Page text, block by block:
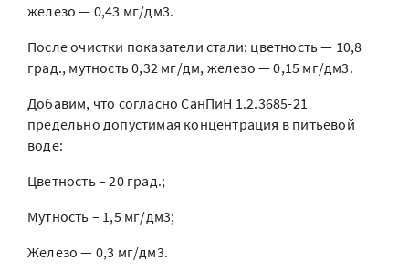
железо — 0,43 мг/дм3.
После очистки показатели стали: цветность — 10,8
град., мутность 0,32 мг/дм, железо — 0,15 мг/дм3.
Добавим, что согласно СанПиН 1.2.3685-21
предельно допустимая концентрация в питьевой
воде:
Цветность – 20 град.;
Мутность – 1,5 мг/дм3;
Железо — 0,3 мг/дм3.